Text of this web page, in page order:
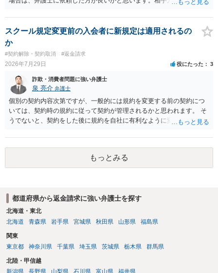
さい。
スクール規定変更前の入会者に新規定は適用されるの
か
#契約解除・契約取消 #返金請求
2026年7月29日 役にたった 3
詐欺・消費者問題に強い弁護士
泉 亮介 弁護士
個別の契約内容次第ですが、一般的には規約を変更する前の契約につ
いては、契約時の規約に従って契約が管理されるかと思われます。 そ
うでないと、契約をした後に規約を自社に有利なように変更し、それ
る場合があるかと思われます。
もっとみる
都道府県から返金請求に強い弁護士を探す
北海道・東北
北海道
青森県 岩手県 宮城県 秋田県 山形県 福島県
関東
東京都
神奈川県 千葉県 埼玉県 茨城県 栃木県 群馬県
北陸・甲信越